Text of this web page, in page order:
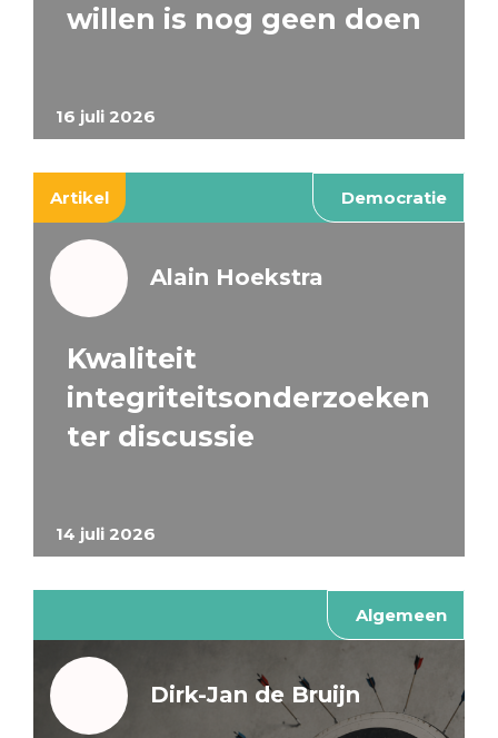
16 juli 2026
willen is nog geen doen
Artikel Democratie
14 juli 2026
Alain Hoekstra
Kwaliteit
integriteitsonderzoeken
ter discussie
Algemeen
Dirk-Jan de Bruijn